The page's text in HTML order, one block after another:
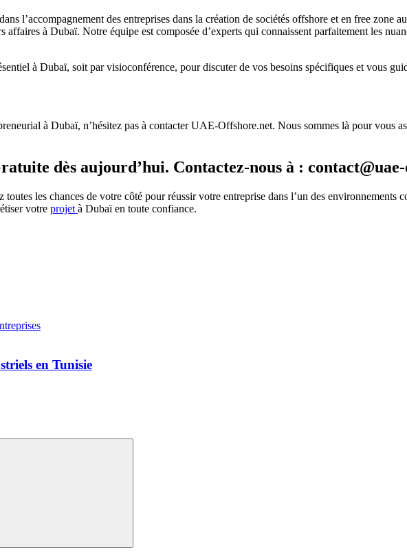
l’accompagnement des entreprises dans la création de sociétés offshore et en free zone
affaires à Dubaï. Notre équipe est composée d’experts qui connaissent parfaitement les
à Dubaï, soit par visioconférence, pour discuter de vos besoins spécifiques et vous
à Dubaï, n’hésitez pas à contacter UAE-Offshore.net. Nous sommes là pour vous
dès aujourd’hui. Contactez-nous à :
les chances de votre côté pour réussir votre entreprise dans l’un des environnements
votre projet à Dubaï en toute confiance.
en Tunisie
Rechercher